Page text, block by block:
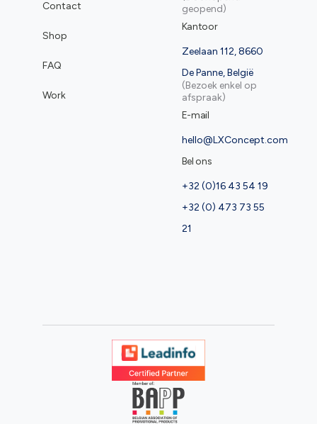
Contact
Shop
FAQ
Work
geopend)
Kantoor
Zeelaan 112, 8660
De Panne, België
(Bezoek enkel op
afspraak)
E-mail
hello@LXConcept.com
Bel ons
+32 (0)16 43 54 19
+32 (0) 473 73 55
21